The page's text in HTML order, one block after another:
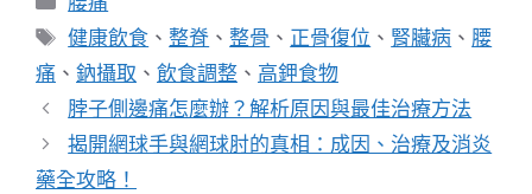
類
標
籤
健康飲食 、整脊 、整骨 、 正骨復位 、 腎臟病 、 腰
痛 、 鈉攝取 、 飲食調整 、 高鉀食物
脖子側邊痛怎麼辦？解析原因與最佳治療方法
揭開網球手與網球肘的真相：成因、治療及消炎
藥全攻略！